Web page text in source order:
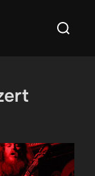
Suchen